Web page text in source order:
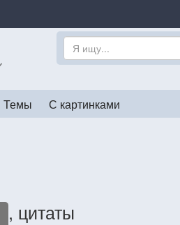
Темы С картинками
, цитаты